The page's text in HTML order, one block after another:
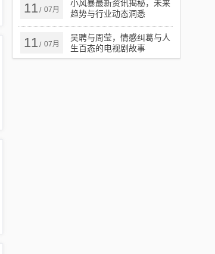
11 / 07月
小风暴最新资讯揭秘，未来
趋势与行业动态洞悉
11 / 07月
吴聘与周莹，情感纠葛与人
生百态的电视剧故事